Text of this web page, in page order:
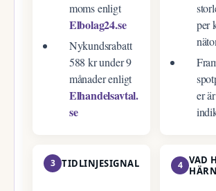
moms enligt
Elbolag24.se
Nykundsrabatt
588 kr under 9
månader enligt
Elhandelsavtal.
se
per
er
3 TIDLINJESIGNAL 4 VAD